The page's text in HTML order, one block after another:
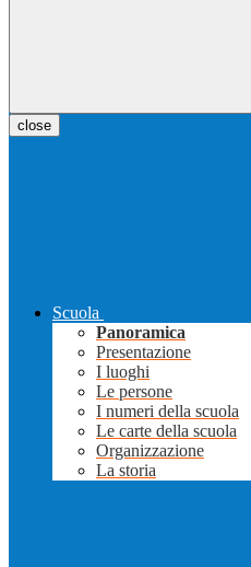
close
Scuola
Panoramica
Presentazione
I luoghi
Le persone
I numeri della scuola
Le carte della scuola
Organizzazione
La storia